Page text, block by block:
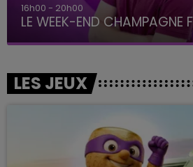
16h00 - 20h00
LE WEEK-END CHAMPAGNE
LES JEUX